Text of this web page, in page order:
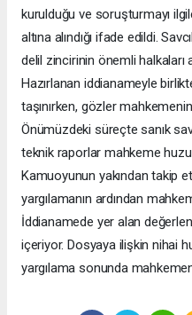
kurulduğu ve soruşturmayı
altına alındığı ifade edildi.
delil zincirinin önemli halkaları
Hazırlanan iddianameyle
taşınırken, gözler
Önümüzdeki süreçte sanık
teknik raporlar mahkeme
Kamuoyunun yakından takip
yargılamanın ardından
İddianamede yer alan
içeriyor. Dosyaya ilişkin nihai
yargılama sonunda